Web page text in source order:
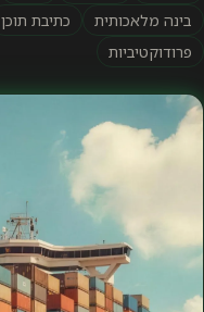
בינה מלאכותית
כתיבת תוכן
פרודוקטיביות